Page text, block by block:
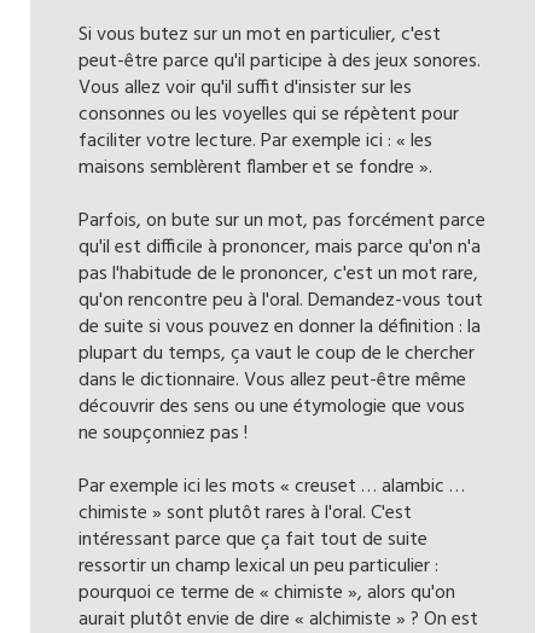
Si vous butez sur un mot en particulier, c'est
peut-être parce qu'il participe à des jeux sonores.
Vous allez voir qu'il suffit d'insister sur les
consonnes ou les voyelles qui se répètent pour
faciliter votre lecture. Par exemple ici : « les
maisons semblèrent flamber et se fondre ».
Parfois, on bute sur un mot, pas forcément parce
qu'il est difficile à prononcer, mais parce qu'on n'a
pas l'habitude de le prononcer, c'est un mot rare,
qu'on rencontre peu à l'oral. Demandez-vous tout
de suite si vous pouvez en donner la définition : la
plupart du temps, ça vaut le coup de le chercher
dans le dictionnaire. Vous allez peut-être même
découvrir des sens ou une étymologie que vous
ne soupçonniez pas !
Par exemple ici les mots « creuset … alambic …
chimiste » sont plutôt rares à l'oral. C'est
intéressant parce que ça fait tout de suite
ressortir un champ lexical un peu particulier :
pourquoi ce terme de « chimiste », alors qu'on
aurait plutôt envie de dire « alchimiste » ? On est